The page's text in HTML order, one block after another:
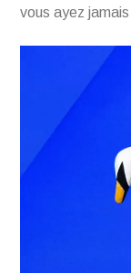
vous ayez jamais